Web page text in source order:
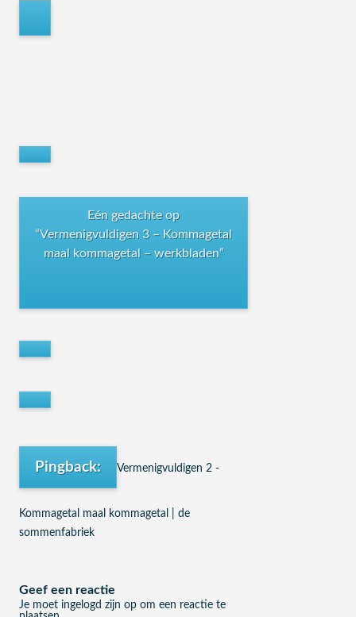
Eén gedachte op
“Vermenigvuldigen 3 – Kommagetal
maal kommagetal – werkbladen”
Pingback: Vermenigvuldigen 2 -
Kommagetal maal kommagetal | de
sommenfabriek
Geef een reactie
Je moet ingelogd zijn op om een reactie te